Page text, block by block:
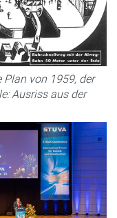
Plan von 1959, der
Ausriss aus der